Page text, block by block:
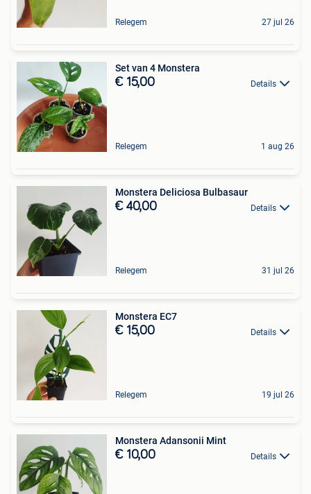
Relegem 27 jul 26
Set van 4 Monstera
€ 15,00 Details
Relegem 1 aug 26
Monstera Deliciosa Bulbasaur
€ 40,00 Details
Relegem 31 jul 26
Monstera EC7
€ 15,00 Details
Relegem 19 jul 26
Monstera Adansonii Mint
€ 10,00 Details